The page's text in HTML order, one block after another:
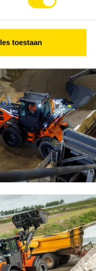
toestaan